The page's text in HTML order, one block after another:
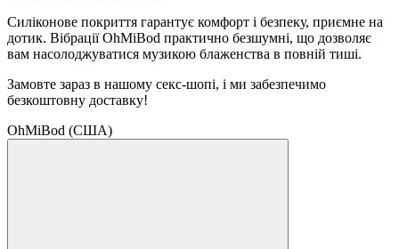
Силіконове покриття гарантує комфорт і безпеку, приємне на
дотик. Вібрації OhMiBod практично безшумні, що дозволяє
вам насолоджуватися музикою блаженства в повній тиші.
Замовте зараз в нашому секс-шопі, і ми забезпечимо
безкоштовну доставку!
OhMiBod (США)